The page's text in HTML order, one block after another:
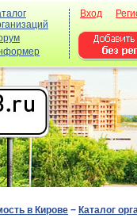
Вход
в Кирове − Каталог